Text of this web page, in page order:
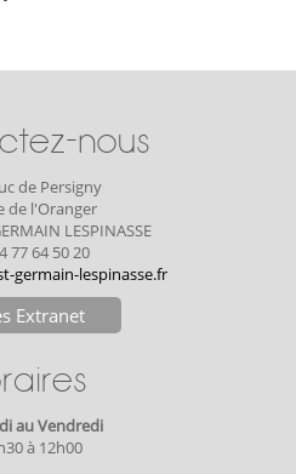
nous
de Persigny
de l'Oranger
LESPINASSE
77 64 50 20
germain-lespinasse.fr
Extranet
au Vendredi
à 12h00